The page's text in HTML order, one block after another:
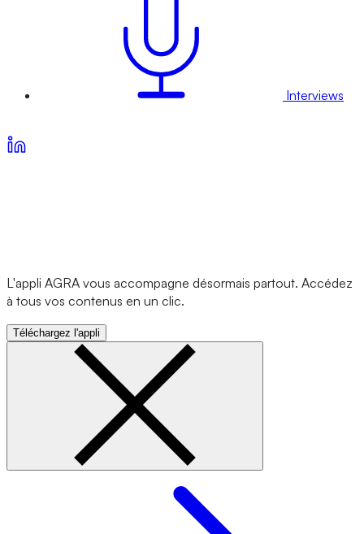
Interviews
L'appli AGRA vous accompagne désormais partout. Accédez
à tous vos contenus en un clic.
Téléchargez l'appli